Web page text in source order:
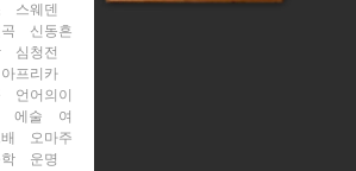
스웨덴
신동흔
심청전
아프리카
언어의이
에술
여
오마주
운명